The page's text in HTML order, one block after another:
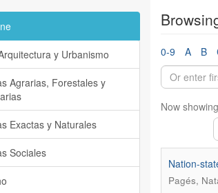
0-9 A B
Now
Nation-
Pagés,
y Urbanismo
Agrarias, Forestales y
Exactas y Naturales
Sociales